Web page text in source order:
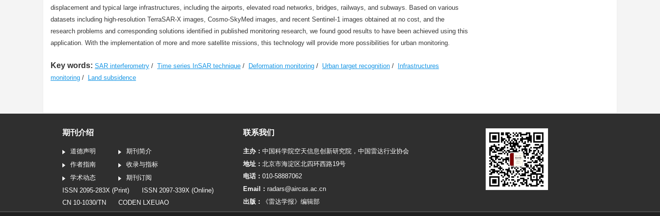
displacement and typical large infrastructures, including the airports, elevated road networks, bridges, railways, and subways. Based on various
datasets including high-resolution TerraSAR-X images, Cosmo-SkyMed images, and recent Sentinel-1 images obtained at no cost, and the
research problems and corresponding solutions identified in published monitoring research, we found good results to have been achieved using this
application. With the implementation of more and more satellite missions, this technology will provide more possibilities for urban monitoring.
Key words: SAR interferometry / Time series InSAR technique / Deformation monitoring / Urban target recognition /
Infrastructures
monitoring / Land subsidence
期刊介绍
道德声明
期刊简介
作者指南
收录与指标
学术动态
期刊订阅
ISSN 2095-283X (Print)
ISSN 2097-339X (Online)
CN 10-1030/TN
CODEN LXEUAO
联系我们
主办：中国科学院空天信息创新研究院 ，中国雷达行业协会
地址：北京市海淀区北四环西路19号
电话：010-58887062
Email：radars@aircas.ac.cn
出版：
《雷达学报》编辑部